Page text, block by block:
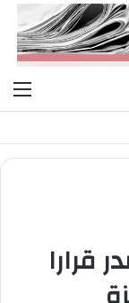
قرارا